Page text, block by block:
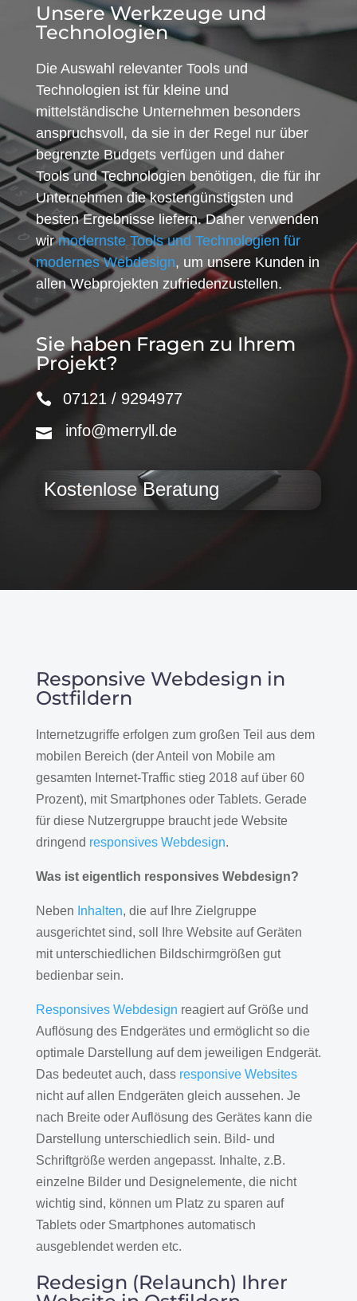
Unsere Werkzeuge und
Technologien
Die Auswahl relevanter Tools und
Technologien ist für kleine und
mittelständische Unternehmen besonders
anspruchsvoll, da sie in der Regel nur über
begrenzte Budgets verfügen und daher
Tools und Technologien benötigen, die für ihr
Unternehmen die kostengünstigsten und
besten Ergebnisse liefern. Daher verwenden
wirmodernste Tools und Technologien für
modernes Webdesign, um unsere Kunden in
allen Webprojekten zufriedenzustellen.
Sie haben Fragen zu Ihrem
Projekt?
07121 / 9294977
info@merryll.de
Kostenlose Beratung
Responsive Webdesign in
Ostfildern
Internetzugriffe erfolgen zum großen Teil aus dem
mobilen Bereich (der Anteil von Mobile am
gesamten Internet-Traffic stieg 2018 auf über 60
Prozent), mit Smartphones oder Tablets. Gerade
für diese Nutzergruppe braucht jede Website
dringend responsives Webdesign.
Was ist eigentlich responsives Webdesign?
Neben Inhalten, die auf Ihre Zielgruppe
ausgerichtet sind, soll Ihre Website auf Geräten
mit unterschiedlichen Bildschirmgrößen gut
bedienbar sein.
Responsives Webdesign reagiert auf Größe und
Auflösung des Endgerätes und ermöglicht so die
optimale Darstellung auf dem jeweiligen Endgerät.
Das bedeutet auch, dass responsive Websites
nicht auf allen Endgeräten gleich aussehen. Je
nach Breite oder Auflösung des Gerätes kann die
Darstellung unterschiedlich sein. Bild- und
Schriftgröße werden angepasst. Inhalte, z.B.
einzelne Bilder und Designelemente, die nicht
wichtig sind, können um Platz zu sparen auf
Tablets oder Smartphones automatisch
ausgeblendet werden etc.
Redesign (Relaunch) Ihrer